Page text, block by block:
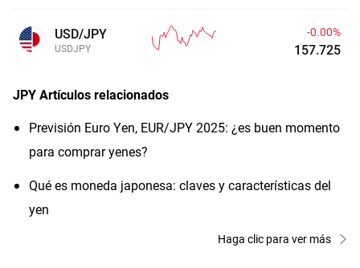
USD/JPY
USDJPY
-0.00%
157.733
JPYArtículos relacionados
Previsión Euro Yen, EUR/JPY 2025: ¿es buen momento
para comprar yenes?
Qué es moneda japonesa: claves y características del
yen
Haga clic para ver más